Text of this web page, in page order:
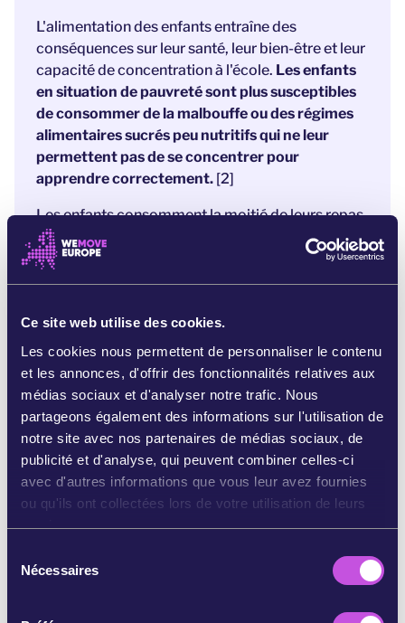
Ce site web utilise des cookies.
Les cookies nous permettent de personnaliser le contenu
et les annonces, d'offrir des fonctionnalités relatives aux
médias sociaux et d'analyser notre trafic. Nous
partageons également des informations sur l'utilisation de
notre site avec nos partenaires de médias sociaux, de
publicité et d'analyse, qui peuvent combiner celles-ci
avec d'autres informations que vous leur avez fournies
ou qu'ils ont collectées lors de votre utilisation de leurs
services.
Nécessaires
L'alimentation des enfants entraîne des
conséquences sur leur santé, leur bien-être et leur
capacité de concentration à l'école. Les enfants
en situation de pauvreté sont plus susceptibles
de consommer de la malbouffe ou des régimes
alimentaires sucrés peu nutritifs qui ne leur
permettent pas de se concentrer pour
apprendre correctement. [2]
Les enfants consomment la moitié de leurs repas
à l'école. Pourtant,
les établissements scolaires
européens ne sont pas tenus de porter une
attention particulière aux enfants souffrant de
d’une alimentation saine.
La solution est simple : certains pays européens
comme la Suèdeproposent une restauration
scolaire saine et gratuite à tous les enfants,
financée par les fonds publics.[3]
La présidente de la Commission européenne
consacre actuellement les 100 premiers jours de
son mandat à l’élaboration d'une « vision pour
une alimentation saine » en Europe. Si nous nous
inclure une mesure afin que la restauration